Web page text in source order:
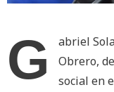
G
abriel
Obrero,
social en